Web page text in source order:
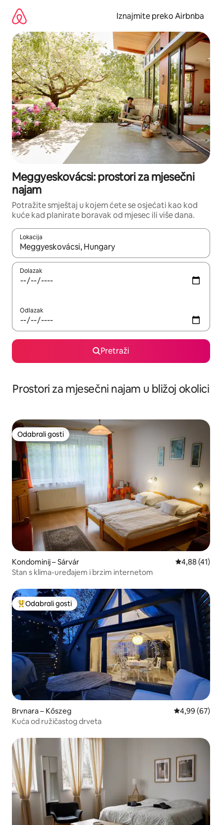
sadržaj
Iznajmite preko Airbnba
Meggyeskovácsi: prostori za mjesečni
najam
Potražite smještaj u kojem ćete se osjećati kao kod
kuće kad planirate boravak od mjesec ili više dana.
Lokacija
Kada budu dostupni rezultati, moći ćete ih pregledati
Dolazak
Odlazak
Pretraži
Prostori za mjesečni najam u bližoj okolici
Odabrali gosti
Odabrali gosti
Kondominij – Sárvár Prosječna
4,88 (41)
Stan s klima-uređajem i brzim internetom
Među najviše rangiranima s oznakom „Odabrali gosti”
Odabrali gosti
Brvnara – Kőszeg Prosječna
4,99 (67)
Kuća od ružičastog drveta